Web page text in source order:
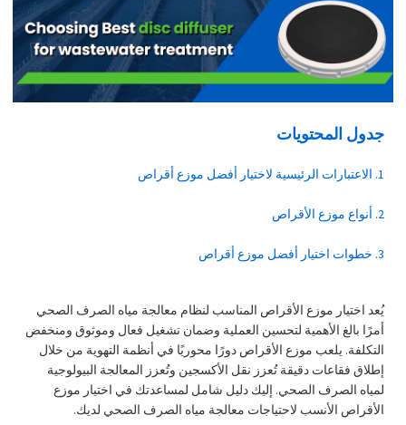
جدول المحتويات
1. الاعتبارات الرئيسية لاختيار أفضل موزع أقراص
2. أنواع موزع الأقراص
3. خطوات اختيار أفضل موزع أقراص
يُعد اختيار موزع الأقراص المناسب لنظام معالجة مياه الصرف الصحي
أمرًا بالغ الأهمية لتحسين العملية وضمان تشغيل فعال وموثوق ومنخفض
التكلفة. يلعب موزع الأقراص دورًا محوريًا في أنظمة التهوية من خلال
إطلاق فقاعات دقيقة تُعزز نقل الأكسجين وتُعزز المعالجة البيولوجية
لمياه الصرف الصحي. إليك دليل شامل لمساعدتك في اختيار موزع
الأقراص الأنسب لاحتياجات معالجة مياه الصرف الصحي لديك.